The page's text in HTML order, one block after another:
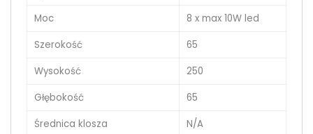
Moc
8 x max 10W led
Szerokość
65
Wysokość
250
Głębokość
65
Średnica klosza
N/A